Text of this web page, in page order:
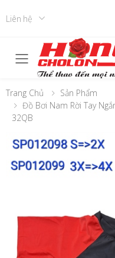
Liên hệ
Toggle
Trang Chủ
Sản Phẩm
Đồ Bơi Nam Rời Tay
32QB